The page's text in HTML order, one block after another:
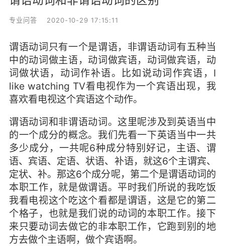
专业问答 2020-10-29 17:15:11
谓语动词只有一个是谓语，非谓语动词有五种当
中的动词做主语，动词做宾语，动词做宾语，动
词做状语，动词作补语。比如说动词作宾语，I
like watching TV看电视作为一个宾语出现，我
喜欢看电视这个宾语这个动作。
谓语动词和非谓语动词。这里呢涉及到英语当中
的一个成分的概念。我们先看一下英语当中一共
多少成分，一共呢6种成分特别好记，主语、谓
语、宾语、定语、状语、补语，就这6个主谓宾、
定状、补。那这6个成分呢，第二个是谓语动词的
本职工作，就是做谓语。平时我们所说的我吃饭
我看电视这个吃这个看都是谓语，这是它的第二
个格子，也就是我们说的动词的本职工作。接下
来只要动词去做它的非本职工作，它跑到别的地
方去做个主语啊，做个宾语啊。